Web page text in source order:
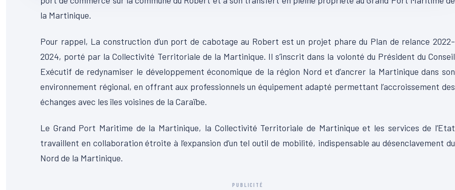
la Martinique.
Pour rappel, La construction d’un port de cabotage au Robert est un projet phare du Plan de relance 2022-
2024, porté par la Collectivité Territoriale de la Martinique. Il s’inscrit dans la volonté du Président du Conseil
Exécutif de redynamiser le développement économique de la région Nord et d’ancrer la Martinique dans son
environnement régional, en offrant aux professionnels un équipement adapté permettant l’accroissement des
échanges avec les îles voisines de la Caraïbe.
Le Grand Port Maritime de la Martinique, la Collectivité Territoriale de Martinique et les services de l’Etat
travaillent en collaboration étroite à l’expansion d’un tel outil de mobilité, indispensable au désenclavement du
Nord de la Martinique.
PUBLICITÉ